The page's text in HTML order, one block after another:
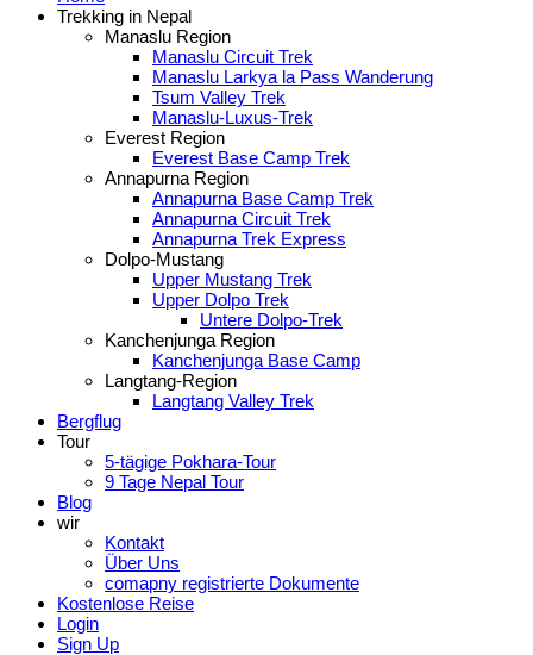
Trekking in Nepal
Manaslu Region
Manaslu Circuit Trek
Manaslu Larkya la Pass Wanderung
Tsum Valley Trek
Manaslu-Luxus-Trek
Everest Region
Everest Base Camp Trek
Annapurna Region
Annapurna Base Camp Trek
Annapurna Circuit Trek
Annapurna Trek Express
Dolpo-Mustang
Upper Mustang Trek
Upper Dolpo Trek
Untere Dolpo-Trek
Kanchenjunga Region
Kanchenjunga Base Camp
Langtang-Region
Langtang Valley Trek
Bergflug
Tour
5-tägige Pokhara-Tour
9 Tage Nepal Tour
Blog
wir
Kontakt
Über Uns
comapny registrierte Dokumente
Kostenlose Reise
Login
Sign Up